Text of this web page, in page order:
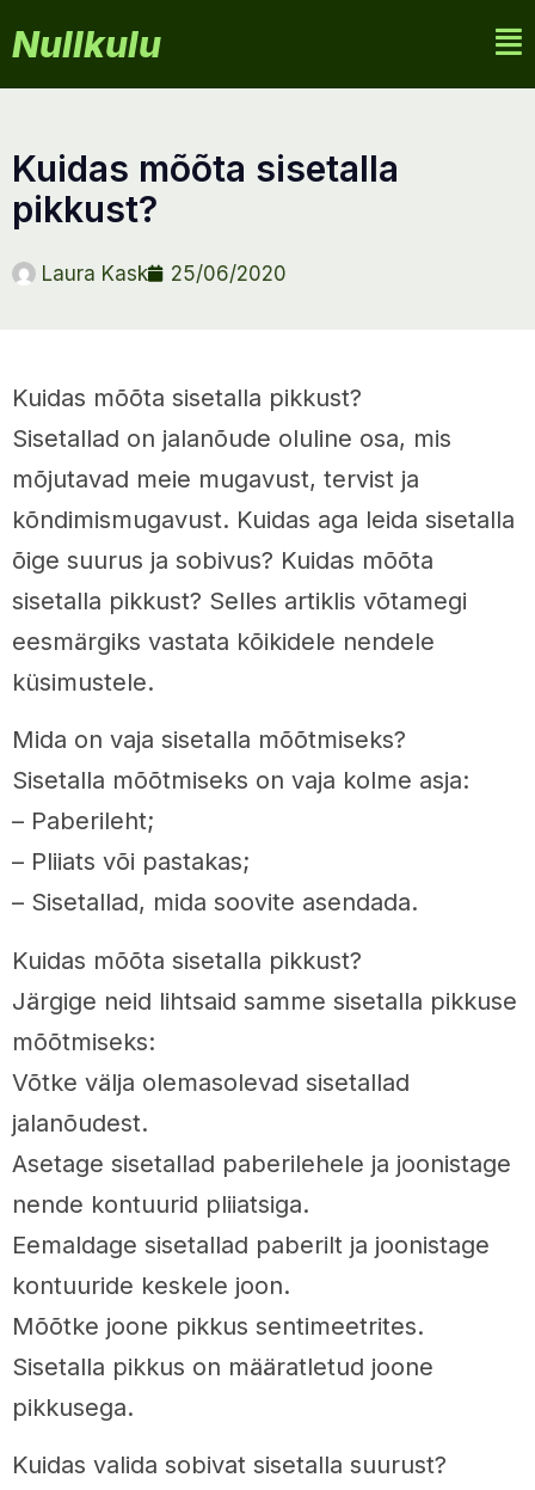
Nullkulu
kuidas mõõta sisetalla
pikkust?
Laura Kask 25/06/2020
Kuidas mõõta sisetalla pikkust?
Sisetallad on jalanõude oluline osa, mis
mõjutavad meie mugavust, tervist ja
kõndimismugavust. Kuidas aga leida sisetalla
õige suurus ja sobivus? Kuidas mõõta
sisetalla pikkust? Selles artiklis võtamegi
eesmärgiks vastata kõikidele nendele
küsimustele.
Mida on vaja sisetalla mõõtmiseks?
Sisetalla mõõtmiseks on vaja kolme asja:
– Paberileht;
– Pliiats või pastakas;
– Sisetallad, mida soovite asendada.
Kuidas mõõta sisetalla pikkust?
Järgige neid lihtsaid samme sisetalla pikkuse
mõõtmiseks:
Võtke välja olemasolevad sisetallad
jalanõudest.
Asetage sisetallad paberilehele ja joonistage
nende kontuurid pliiatsiga.
Eemaldage sisetallad paberilt ja joonistage
kontuuride keskele joon.
Mõõtke joone pikkus sentimeetrites.
Sisetalla pikkus on määratletud joone
pikkusega.
Kuidas valida sobivat sisetalla suurust?